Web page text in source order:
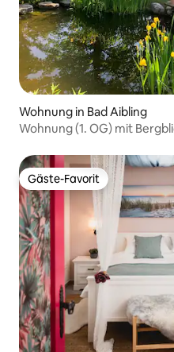
Wohnung in Bad Aibling
Wohnung (1. OG) mit
Gäste-Favorit
Gäste-Favorit